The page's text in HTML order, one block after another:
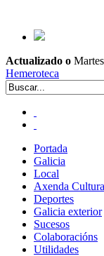
Actualizado o
Hemeroteca
Portada
Galicia
Local
Axenda
Deportes
Galicia exterior
Sucesos
Colaboracións
Utilidades